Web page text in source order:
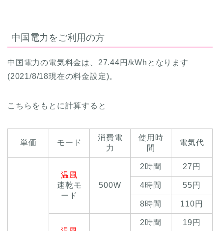
中国電力をご利用の方
中国電力の電気料金は、27.44円/kWhとなります
(2021/8/18現在の料金設定)。
こちらをもとに計算すると
単価 モード
消費電
力
使用時
間
電気代
温風
速乾モ
ード
500W
2時間 27円
4時間 55円
8時間 110円
2時間 19円